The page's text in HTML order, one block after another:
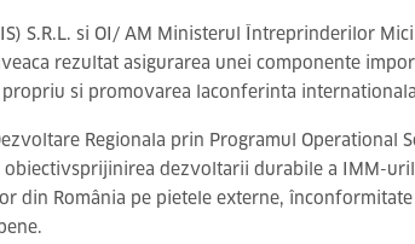
S.R.L. si OI/ AM Ministerul Întreprinderilor
rezultat asigurarea unei componente
si promovarea laconferinta internationala
Regionala prin Programul Operational
dezvoltarii durabile a IMM-
din România pe pietele externe,